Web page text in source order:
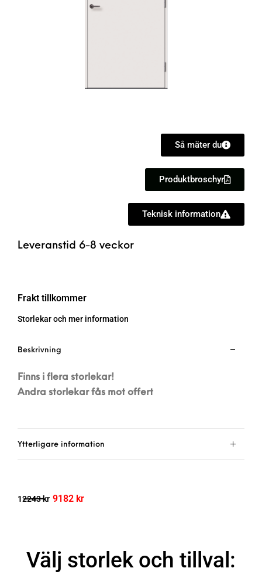
Så mäter du
Produktbroschyr
Teknisk information
Leveranstid 6-8 veckor
Frakt tillkommer
Storlekar och mer information
Beskrivning
Finns i flera storlekar!
Andra storlekar fås mot offert
Ytterligare information
12243kr 9182 kr
Välj storlek och tillval: